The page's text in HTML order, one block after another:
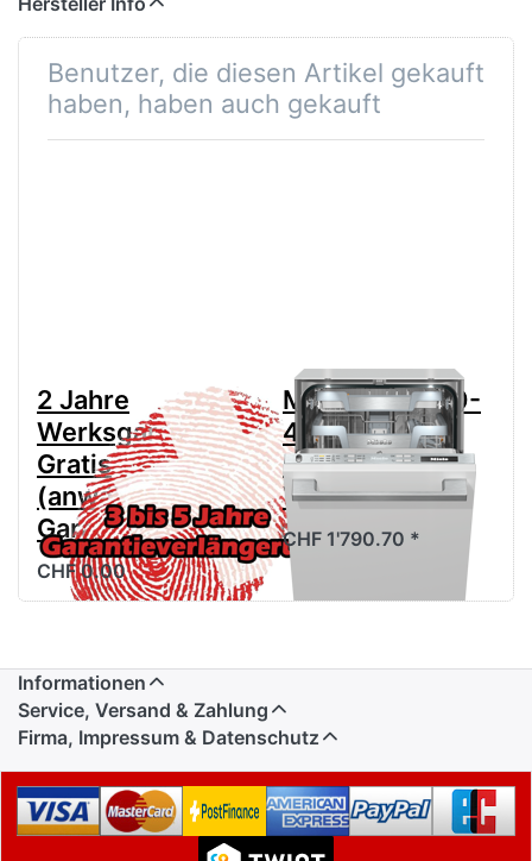
Benutzer, die diesen Artikel gekauft
haben, haben auch gekauft
2 Jahre
Werksgarantie
Gratis
(anwählen für
Garantieverlängerung)
CHF 0.00
MIELE G 15990-
45 SCVi SL
Geschirrspüler
Vollintegriert
CHF 1'790.70 *
Informationen
Service, Versand & Zahlung
Firma, Impressum & Datenschutz